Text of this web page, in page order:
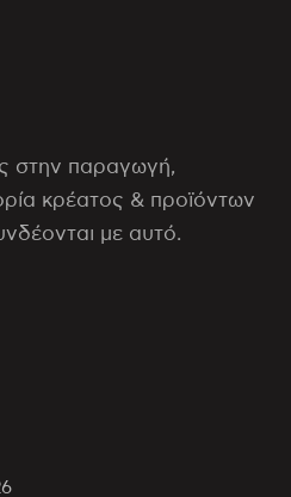
στην παραγωγή,
κρέατος & προϊόντων
με αυτό.